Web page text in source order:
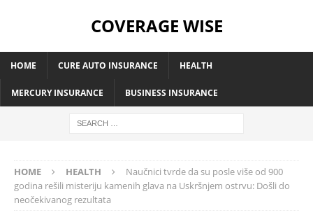
COVERAGE WISE
HOME CURE AUTO INSURANCE HEALTH
MERCURY INSURANCE BUSINESS INSURANCE
HOME HEALTH
Naučnici tvrde da su posle više od 900
godina rešili misteriju kamenih glava na Uskršnjem ostrvu: Došli do
neočekivanog rezultata